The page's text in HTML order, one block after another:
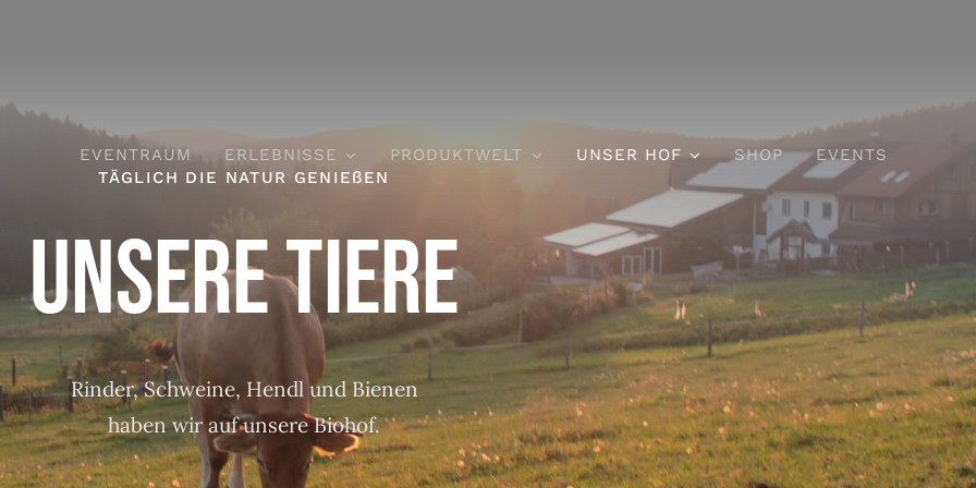
EVENTRAUM ERLEBNISSE PRODUKTWELT UNSER HOF SHOP
EVENTS
TÄGLICH DIE NATUR GENIEßEN
unsere Tiere
Rinder, Schweine, Hendl und Bienen
haben wir auf unsere Biohof.